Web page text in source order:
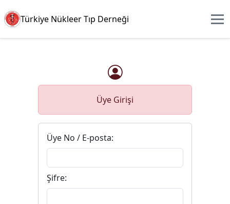
Türkiye Nükleer Tıp Derneği
Üye Girişi
Üye No / E-posta:
Şifre: